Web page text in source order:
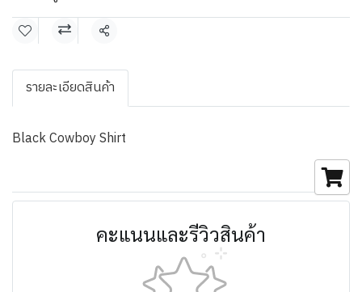
แชร์
รายละเอียดสินค้า
Black Cowboy Shirt
คะแนนและรีวิวสินค้า